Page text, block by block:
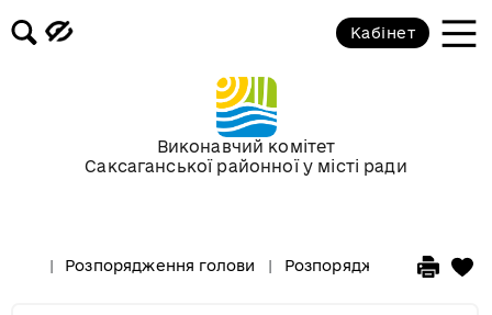
Виконавчий комітет
Саксаганської районної у місті ради
Кабінет
Розпорядження голови Розпорядження голови
Розпорядження голови за 2017 рік